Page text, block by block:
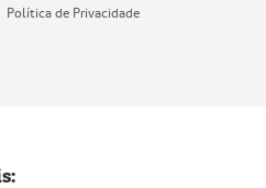
Política de Privacidade